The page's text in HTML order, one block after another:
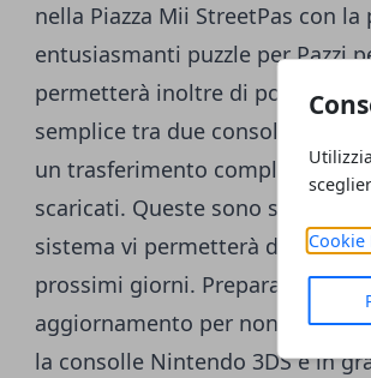
Cookie
nella Piazza Mii StreetPas con
entusiasmanti puzzle per Pazzi
permetterà inoltre di poter
semplice tra due consolle
un trasferimento completo del
scaricati. Queste sono solo
sistema vi permetterà di
prossimi giorni. Preparatevi
aggiornamento per non
la consolle Nintendo 3DS è in